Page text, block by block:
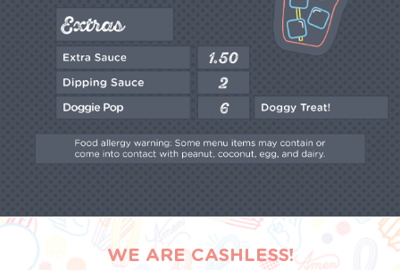
WE ARE CASHLESS!